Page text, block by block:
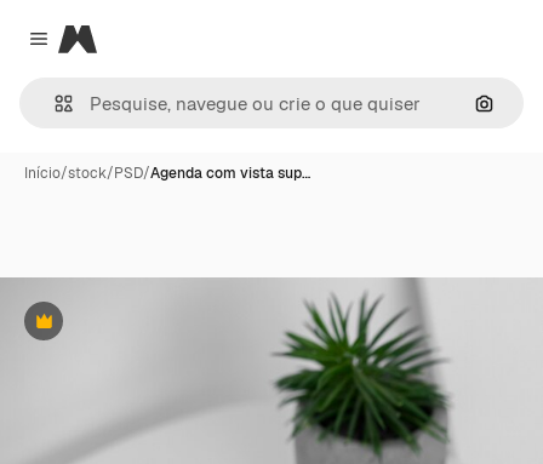
Close menu
Magnific
Início/stock/PSD/Agenda com vista sup…
Premium